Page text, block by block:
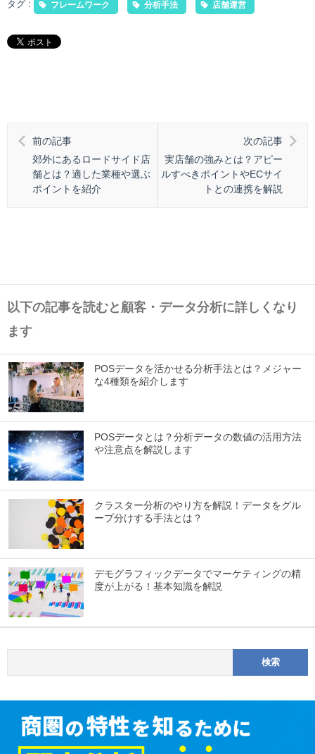
タグ : フレームワーク 分析手法 店舗運営
前の記事
郊外にあるロードサイド店
舗とは？適した業種や選ぶ
ポイントを紹介
次の記事
実店舗の強みとは？アピー
ルすべきポイントやECサイ
トとの連携を解説
以下の記事を読むと顧客・データ分析に詳しくなり
ます
POSデータを活かせる分析手法とは？メジャー
な4種類を紹介します
POSデータとは？分析データの数値の活用方法
や注意点を解説します
クラスター分析のやり方を解説！データをグル
ープ分けする手法とは？
デモグラフィックデータでマーケティングの精
度が上がる！基本知識を解説